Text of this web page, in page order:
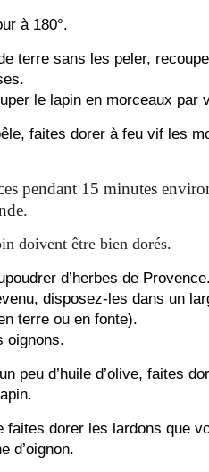
à 180°.
terre sans les peler,
le lapin en morceaux par
faites dorer à feu vif les
pendant 15 minutes
doivent être bien dorés.
d’herbes de
disposez-les dans un
terre ou en fonte).
oignons.
peu d’huile d’olive, faites
faites dorer les lardons que
d’oignon.